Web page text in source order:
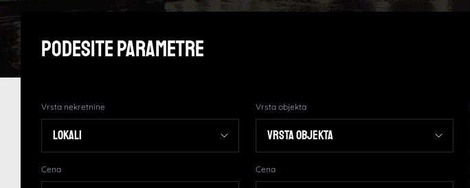
Podesite Parametre
Vrsta nekretnine Vrsta objekta
Cena Cena